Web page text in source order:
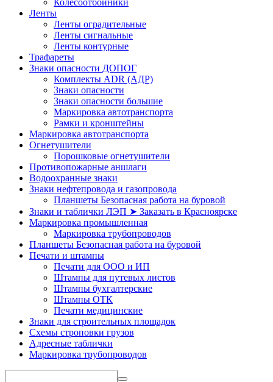
Колесоотбойники
Ленты
Ленты оградительные
Ленты сигнальные
Ленты контурные
Трафареты
Знаки опасности ДОПОГ
Комплекты ADR (АДР)
Знаки опасности
Знаки опасности большие
Маркировка автотранспорта
Рамки и кронштейны
Маркировка автотранспорта
Огнетушители
Порошковые огнетушители
Противопожарные аншлаги
Водоохранные знаки
Знаки нефтепровода и газопровода
Планшеты Безопасная работа на буровой
Знаки и таблички ЛЭП ➤ Заказать в Красноярске
Маркировка промышленная
Маркировка трубопроводов
Планшеты Безопасная работа на буровой
Печати и штампы
Печати для ООО и ИП
Штампы для путевых листов
Штампы бухгалтерские
Штампы ОТК
Печати медицинские
Знаки для строительных площадок
Схемы строповки грузов
Адресные таблички
Маркировка трубопроводов